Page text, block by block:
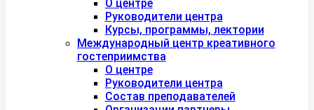
О центре
Руководители центра
Курсы, программы, лектории
Международный центр креативного
гостеприимства
О центре
Руководители центра
Состав преподавателей